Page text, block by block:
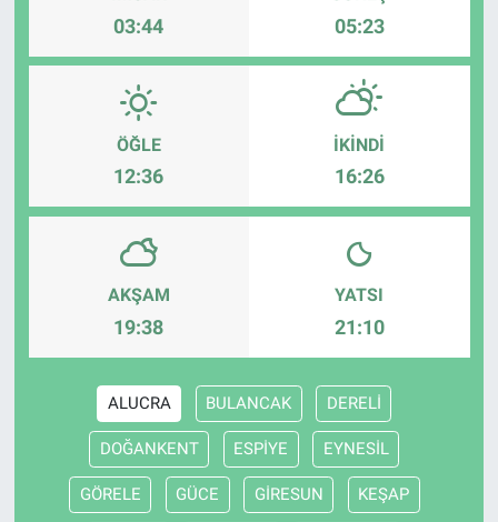
03:44 05:23
ÖĞLE
12:36
İKINDI
16:26
AKŞAM
19:38
YATSI
21:10
ALUCRA BULANCAK DERELİ
DOĞANKENT ESPİYE EYNESİL
GÖRELE GÜCE GİRESUN KEŞAP